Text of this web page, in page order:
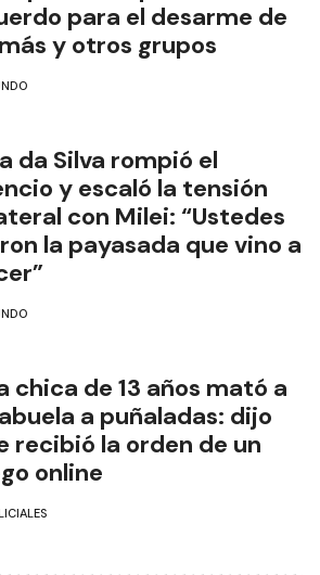
para el desarme de
y otros grupos
da Silva rompió el
y escaló la tensión
con Milei: “Ustedes
la payasada que vino a
chica de 13 años mató a
a puñaladas: dijo
recibió la orden de un
online